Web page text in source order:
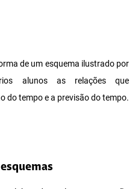
de um esquema ilustrado por
alunos as relações que
do tempo e a previsão do tempo.